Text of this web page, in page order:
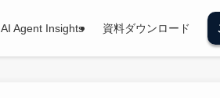
AI Agent Insights 資料ダウンロード